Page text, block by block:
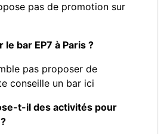
pas de promotion sur
bar EP7 à Paris ?
pas proposer de
conseille un bar ici
t-il des activités pour